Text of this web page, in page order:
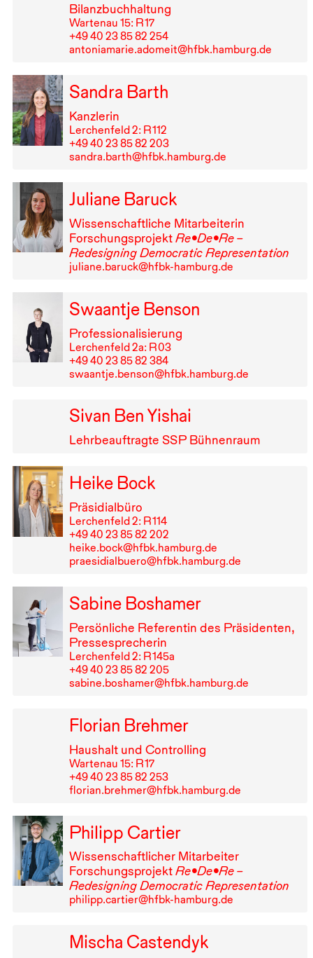
Bilanzbuchhaltung
Wartenau 15: R⁠ ⁠17
+49⁠ ⁠40⁠ ⁠23⁠ ⁠85⁠ ⁠82⁠ ⁠254
antoniamarie.adomeit@hfbk.hamburg.de
Sandra Barth
Kanzlerin
Lerchenfeld 2: R⁠ ⁠112
+49⁠ ⁠40⁠ ⁠23⁠ ⁠85⁠ ⁠82⁠ ⁠203
sandra.barth@hfbk.hamburg.de
Juliane Baruck
Wissenschaftliche Mitarbeiterin
ForschungsprojektRe•De•Re –
Redesigning Democratic Representation
juliane.baruck@hfbk-hamburg.de
Swaantje Benson
Professionalisierung
Lerchenfeld 2a: R⁠ ⁠03
+49⁠ ⁠40⁠ ⁠23⁠ ⁠85⁠ ⁠82⁠ ⁠384
swaantje.benson@hfbk.hamburg.de
Sivan Ben Yishai
Lehrbeauftragte SSP Bühnenraum
Heike Bock
Präsidialbüro
Lerchenfeld 2: R⁠ ⁠114
+49⁠ ⁠40⁠ ⁠23⁠ ⁠85⁠ ⁠82⁠ ⁠202
heike.bock@hfbk.hamburg.de
praesidialbuero@hfbk.hamburg.de
Sabine Boshamer
Persönliche Referentin des Präsidenten,
Pressesprecherin
Lerchenfeld 2: R⁠ ⁠145a
+49⁠ ⁠40⁠ ⁠23⁠ ⁠85⁠ ⁠82⁠ ⁠205
sabine.boshamer@hfbk.hamburg.de
Florian Brehmer
Haushalt und Controlling
Wartenau 15: R⁠ ⁠17
+49⁠ ⁠40⁠ ⁠23⁠ ⁠85⁠ ⁠82⁠ ⁠253
florian.brehmer@hfbk.hamburg.de
Philipp Cartier
Wissenschaftlicher Mitarbeiter
ForschungsprojektRe•De•Re –
Redesigning Democratic Representation
philipp.cartier@hfbk-hamburg.de
Mischa Castendyk